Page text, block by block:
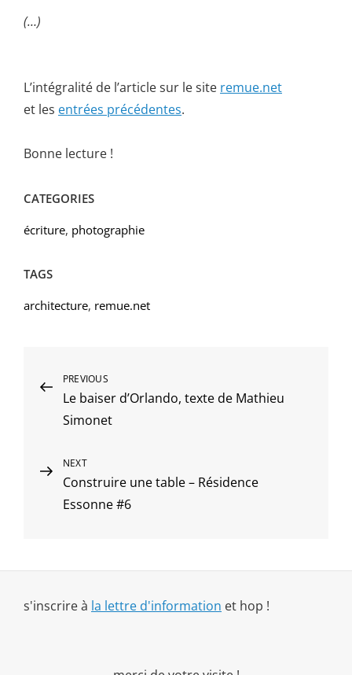
(…)
L’intégralité de l’article sur le site remue.net
et les entrées précédentes.
Bonne lecture !
CATEGORIES
écriture, photographie
TAGS
architecture, remue.net
Navigation
de
Previous
Post
PREVIOUS
Le baiser d’Orlando, texte de Mathieu
Simonet
Next
Post
NEXT
Construire une table – Résidence
Essonne #6
s'inscrire à la lettre d'information et hop !